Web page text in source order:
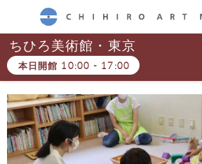
CHIHIRO ART MUSEUM
ちひろ美術館・東京
本日開館 10:00 - 17:00